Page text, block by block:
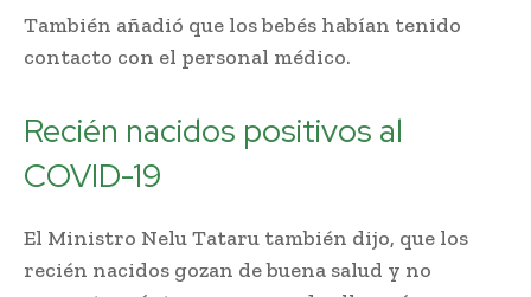
También añadió que los bebés habían tenido
contacto con el personal médico.
Recién nacidos positivos al
COVID-19
El Ministro Nelu Tataru también dijo, que los
recién nacidos gozan de buena salud y no